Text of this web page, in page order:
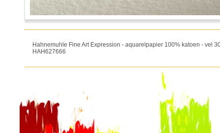
Hahnemuhle Fine Art Expression - aquarelpapier 100% katoen - vel
HAH627666